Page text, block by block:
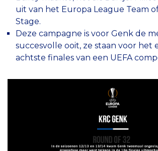
uit van het Europa League Team
Stage.
Deze campagne is voor Genk de
succesvolle ooit, ze staan voor het
achtste finales van een UEFA